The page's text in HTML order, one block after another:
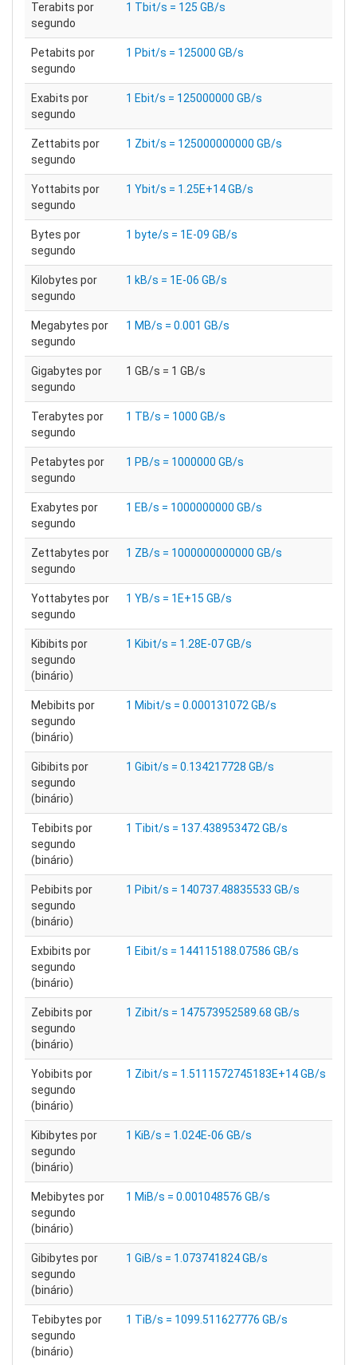
Terabits por
segundo
1 Tbit/s = 125 GB/s
Petabits por
segundo
1 Pbit/s = 125000 GB/s
Exabits por
segundo
1 Ebit/s = 125000000 GB/s
Zettabits por
segundo
1 Zbit/s = 125000000000 GB/s
Yottabits por
segundo
1 Ybit/s = 1.25E+14 GB/s
Bytes por
segundo
1 byte/s = 1E-09 GB/s
Kilobytes por
segundo
1 kB/s = 1E-06 GB/s
Megabytes por
segundo
1 MB/s = 0.001 GB/s
Gigabytes por
segundo
1 GB/s = 1 GB/s
Terabytes por
segundo
1 TB/s = 1000 GB/s
Petabytes por
segundo
1 PB/s = 1000000 GB/s
Exabytes por
segundo
1 EB/s = 1000000000 GB/s
Zettabytes por
segundo
1 ZB/s = 1000000000000 GB/s
Yottabytes por
segundo
1 YB/s = 1E+15 GB/s
Kibibits por
segundo
(binário)
1 Kibit/s = 1.28E-07 GB/s
Mebibits por
segundo
(binário)
1 Mibit/s = 0.000131072 GB/s
Gibibits por
segundo
(binário)
1 Gibit/s = 0.134217728 GB/s
Tebibits por
segundo
(binário)
1 Tibit/s = 137.438953472 GB/s
Pebibits por
segundo
(binário)
1 Pibit/s = 140737.48835533 GB/s
Exbibits por
segundo
(binário)
1 Eibit/s = 144115188.07586 GB/s
Zebibits por
segundo
(binário)
1 Zibit/s = 147573952589.68 GB/s
Yobibits por
segundo
(binário)
1 Zibit/s = 1.5111572745183E+14 GB/s
Kibibytes por
segundo
(binário)
1 KiB/s = 1.024E-06 GB/s
Mebibytes por
segundo
(binário)
1 MiB/s = 0.001048576 GB/s
Gibibytes por
segundo
(binário)
1 GiB/s = 1.073741824 GB/s
Tebibytes por
segundo
(binário)
1 TiB/s = 1099.511627776 GB/s